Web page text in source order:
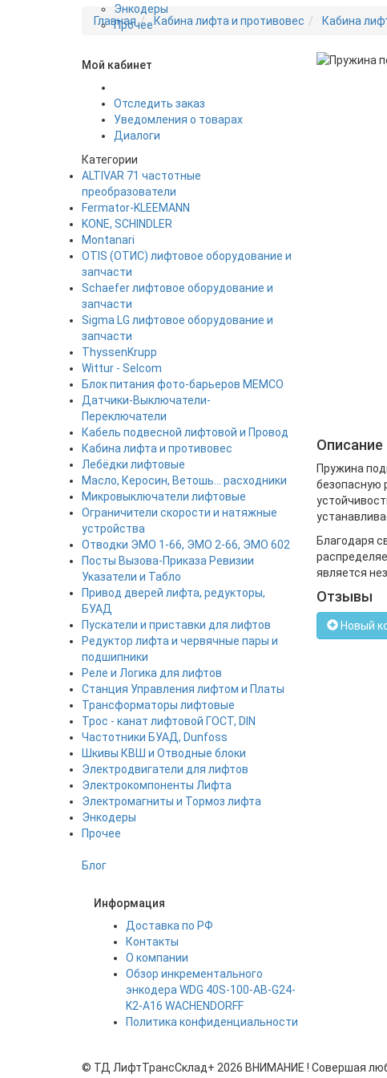
Энкодеры
Прочее
Главная Кабина лифта и противовес Кабина
Мой кабинет
Отследить заказ
Уведомления о товарах
Диалоги
Категории
ALTIVAR 71 частотные
преобразователи
Fermator-KLEEMANN
KONE, SCHINDLER
Montanari
OTIS (ОТИС) лифтовое оборудование и
запчасти
Schaefer лифтовое оборудование и
запчасти
Sigma LG лифтовое оборудование и
запчасти
ThyssenKrupp
Wittur - Selcom
Блок питания фото-барьеров MEMCO
Датчики-Выключатели-
Переключатели
Кабель подвесной лифтовой и Провод
Кабина лифта и противовес
Лебёдки лифтовые
Масло, Керосин, Ветошь... расходники
Микровыключатели лифтовые
Ограничители скорости и натяжные
устройства
Отводки ЭМО 1-66, ЭМО 2-66, ЭМО 602
Посты Вызова-Приказа Ревизии
Указатели и Табло
Привод дверей лифта, редукторы,
БУАД
Пускатели и приставки для лифтов
Редуктор лифта и червячные пары и
подшипники
Реле и Логика для лифтов
Станция Управления лифтом и Платы
Трансформаторы лифтовые
Трос - канат лифтовой ГОСТ, DIN
Частотники БУАД, Dunfoss
Шкивы КВШ и Отводные блоки
Электродвигатели для лифтов
Электрокомпоненты Лифта
Электромагниты и Тормоз лифта
Энкодеры
Прочее
Блог
Описание
Пружина
безопасную
Благодаря
является
Отзывы
Новый
Информация
Доставка по РФ
Контакты
О компании
Обзор инкрементального
энкодера WDG 40S-100-AB-G24-
K2-A16 WACHENDORFF
Политика конфиденциальности
© ТД ЛифтТрансСклад+ 2026 ВНИМАНИЕ ! Совершая